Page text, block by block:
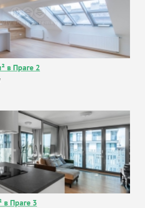
в Праге 2
в Праге 3